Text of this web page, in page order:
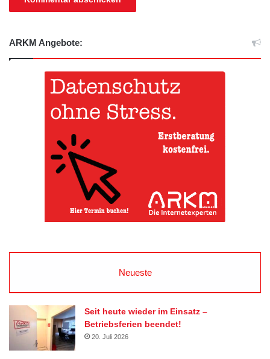
ARKM Angebote:
Neueste
Seit heute wieder im Einsatz –
Betriebsferien beendet!
20. Juli 2026